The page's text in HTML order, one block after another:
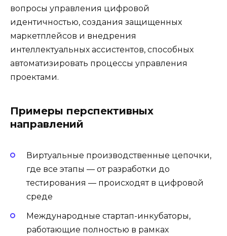
вопросы управления цифровой
идентичностью, создания защищенных
маркетплейсов и внедрения
интеллектуальных ассистентов, способных
автоматизировать процессы управления
проектами.
Примеры перспективных
направлений
Виртуальные производственные цепочки,
где все этапы — от разработки до
тестирования — происходят в цифровой
среде
Международные стартап-инкубаторы,
работающие полностью в рамках